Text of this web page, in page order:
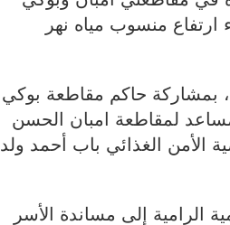
ارتفاع منسوب مياه نهر
بمشاركة حاكم مقاطعة بوكي
لمقاطعة امبان الحسن
الأمن الغذائي باب أحمد ولد
الرامية إلى مساندة الأسر